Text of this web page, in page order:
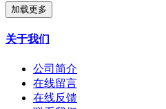
加载更多
关于我们
公司简介
在线留言
在线反馈